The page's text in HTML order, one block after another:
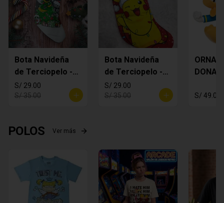
Bota Navideña
de Terciopelo -
MANDALORIAN
S/ 29.00
S/ 35.00
Bota Navideña
de Terciopelo -
Pikachi
S/ 29.00
S/ 35.00
S/ 49.00
POLOS Ver más